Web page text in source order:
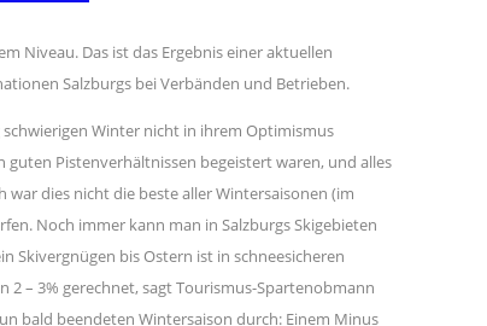
Niveau. Das ist das Ergebnis einer aktuellen
Salzburgs bei Verbänden und Betrieben.
Winter nicht in ihrem Optimismus
Pistenverhältnissen begeistert waren, und alles
dies nicht die beste aller Wintersaisonen (im
Noch immer kann man in Salzburgs Skigebieten
Skivergnügen bis Ostern ist in schneesicheren
– 3% gerechnet, sagt Tourismus-Spartenobmann
bald beendeten Wintersaison durch: Einem Minus